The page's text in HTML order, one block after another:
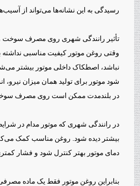
رسیدگی به این نشانه‌ها می‌تواند از
تأثیر رانندگی شهری روی مصرف سوخت
وقتی روغن موتور کیفیت مناسبی نداشته
نباشد، اصطکاک داخلی موتور بیشتر
شود موتور برای تولید همان میزان
در بلندمدت ممکن است روی مصرف سوخت
در رانندگی شهری که موتور مدام در شرایط
بیشتر دیده شود. روغن مناسب کمک
دمای موتور بهتر کنترل شود و فشار
بنابراین روغن موتور فقط یک ماده